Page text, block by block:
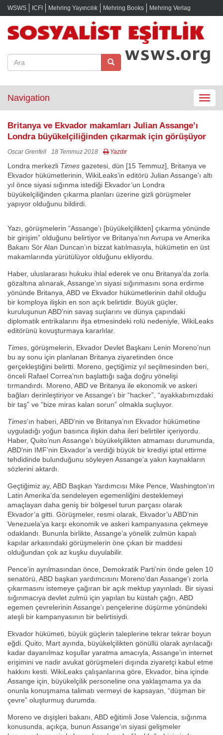
WSWS ICFI Mehring Yayıncılık Mehring Books Mehring Verlag
Toggle
Navigation
Britanya ve Ekvador makamları Julian Assange’ı
Londra büyükelçiliğinden çıkarmak için görüşüyor
Oscar Grenfell 18 Temmuz 2018 Yazdır
Londra merkezli Times gazetesi, dün [15 Temmuz], Britanya ve
Ekvador hükümetlerinin, WikiLeaks’in editörü Julian Assange’ı altı
yıl önce siyasi sığınma istediği Ekvador’un Londra
büyükelçiliğinden çıkarma planları üzerine gizli görüşmeler
yapıyor olduğunu bildirdi.
Yazı, görüşmelerin “Assange’ı [büyükelçilikten] çıkarma yönünde
bir girişim” olduğunu belirtiyor ve Britanya’nın Avrupa ve Amerika
Bakanı Sör Alan Duncan’ın bizzat katılmasıyla, hükümetin en üst
makamlarında yürütülüyor olduğunu ekliyordu.
Haber, uluslararası hukuku ihlal ederek ve onu Britanya’da zorla
gözaltına alınarak, Assange’ın siyasi sığınmasını sona erdirme
yönünde Britanya, ABD ve Ekvador hükümetlerinin dahil olduğu
bir komploya ilişkin en son açık belirtidir. Büyük güçler,
kuruluşunun ABD’nin savaş suçlarını ve dünya çapındaki
diplomatik entrikalarını ifşa etmesindeki rolü nedeniyle, WikiLeaks
editörünü kovuşturmaya kararlılar.
Times, görüşmelerin, Ekvador Devlet Başkanı Lenin Moreno’nun
bu ay sonu için planlanan Britanya ziyaretinden önce
gerçekleştiğini belirtti. Moreno, geçtiğimiz yıl seçilmesinden beri,
önceli Rafael Correa’nın başlattığı sağa doğru yönelişi
tırmandırdı. Moreno, ABD ve Britanya ile ekonomik ve askeri
bağları derinleştiriyor ve Assange’ı bir “hacker”, “ayakkabımızdaki
bir taş” ve “bize miras kalan sorun” olmakla suçluyor.
Times’ın haberi, ABD’nin ve Britanya’nın Ekvador hükümetine
uyguladığı yoğun basınca ilişkin daha ileri belirtiler içeriyordu.
Haber, Quito’nun Assange’ı büyükelçilikten atmaması durumunda,
ABD’nin IMF’nin Ekvador’a verdiği büyük bir krediyi iptal ettirme
tehdidinde bulunduğunu söyleyen Assange’a yakın kaynakların
sözlerini aktardı.
Geçtiğimiz ay, ABD Başkan Yardımcısı Mike Pence, Washington’ın
Latin Amerika’da sendeleyen egemenliğini desteklemeyi
amaçlayan daha geniş bir bölgesel turun parçası olarak
Ekvador’a gitti. Görüşmeler, resmi olarak, Ekvador’u ABD’nin
Venezuela’ya karşı ekonomik ve askeri kampanyasına çekmeye
odaklandı. Bununla birlikte, Assange’a yönelik zulmün kapalı
kapılar arkasındaki görüşmelerin öne çıkan bir maddesi
olduğundan çok az kuşku duyulabilir.
Pence’in ayrılmasından önce, Demokratik Parti’nin önde gelen 10
senatörü, ABD başkan yardımcısını Moreno’dan Assange’ı zorla
çıkarmasını istemeye çağıran bir açık mektup yayınladı. Bir siyasi
sığınmacıya devlet zulmü için yapılan bu küstah çağrı, ABD
egemen çevrelerinin Assange’ı pençelerine düşürme yönündeki
ateşli bir kampanyasının bir belirtisiydi.
Ekvador hükümeti, büyük güçlerin taleplerine tekrar tekrar boyun
eğdi. Quito, Mart ayında, büyükelçilikten gönüllü olarak ayrılacağı
kadar dayanılmaz koşullar yaratma amacıyla, Assange’ın internet
erişimini ve nadir avukat görüşmeleri dışında ziyaretçi kabul etme
hakkını kesti. WikiLeaks çalışanlarına göre, Ekvador, bina içinde
Assange için, büyükelçilik personeline ona yaklaşmama ya da
onunla konuşmama talimatı vermeyi de kapsayan, “düşman bir
çevre” oluşturmuş durumda.
Moreno ve dışişleri bakanı, ABD eğitimli Jose Valencia, sığınma
konusunda, açıkça, bunun Assange’ın siyasi gelişmeler